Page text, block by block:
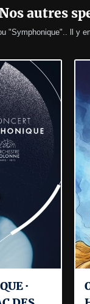
autres
"Symphonique".. ll y
·